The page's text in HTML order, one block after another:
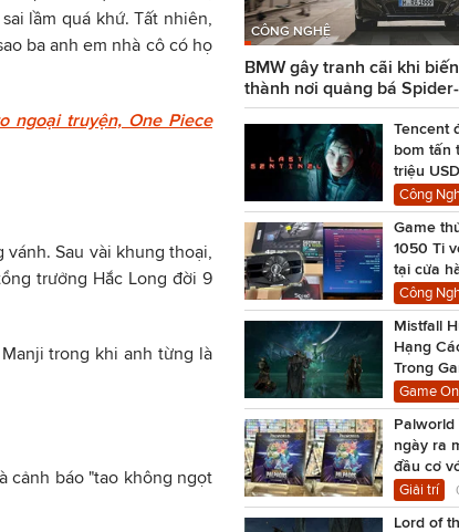
lầm quá khứ. Tất nhiên,
ba anh em nhà cô có họ
ngoại truyện, One Piece
Sau vài khung thoại,
trưởng Hắc Long đời 9
trong khi anh từng là
cảnh báo "tao không ngọt
CÔNG NGHỆ
BMW gây tranh cãi khi
thành nơi quảng bá
Tencent
bom tấn
triệu USD
Công
Game
1050 Ti
tại cửa
chạy
Công
Mistfall
Hạng
Trong
Game
Palworld
ngày ra
đầu cơ
USD
Giải trí
Lord of